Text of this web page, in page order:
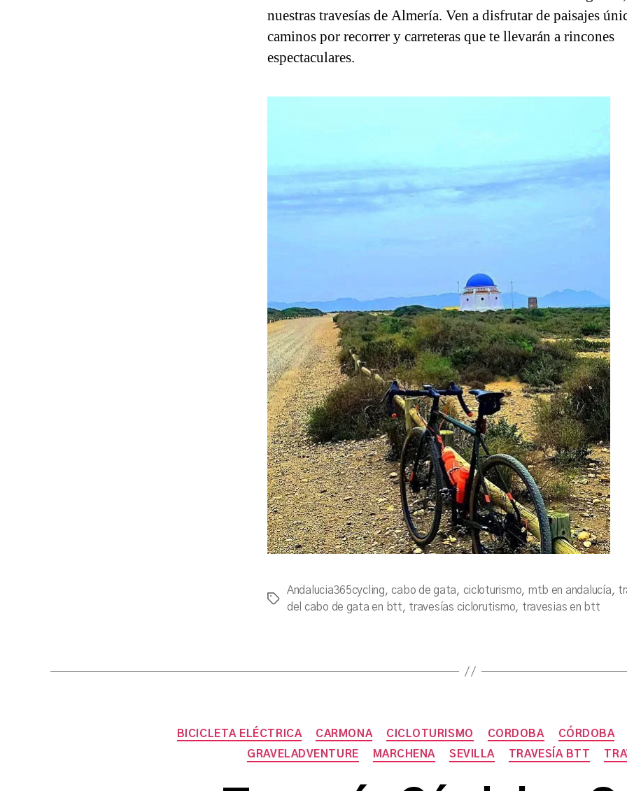
nuestras travesías de Almería. Ven a disfrutar de paisajes
caminos por recorrer y carreteras que te llevarán a rincones
espectaculares.
Tags
Andalucia365cycling,cabo de gata, cicloturismo, mtb en andalucía,
del cabo de gata en btt, travesías ciclorutismo, travesias en btt
Categories
BICICLETA ELÉCTRICA CARMONA CICLOTURISMO CORDOBA
CÓRDOBA
GRAVELADVENTURE
MARCHENA SEVILLA TRAVESÍA BTT